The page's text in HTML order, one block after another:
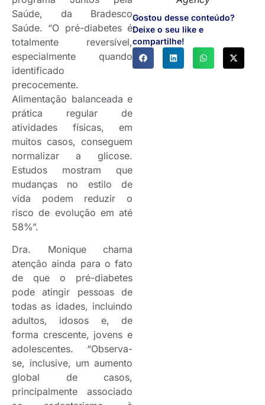
Gostou desse conteúdo?
Deixe o seu like e
compartilhe!
Saúde, da Bradesco
Saúde. “O pré-diabetes é
totalmente reversível,
especialmente quando
identificado
precocemente.
Alimentação balanceada e
prática regular de
atividades físicas, em
muitos casos, conseguem
normalizar a glicose.
Estudos mostram que
mudanças no estilo de
vida podem reduzir o
risco de evolução em até
58%”.
Dra. Monique chama
atenção ainda para o fato
de que o pré-diabetes
pode atingir pessoas de
todas as idades, incluindo
adultos, idosos e, de
forma crescente, jovens e
adolescentes. “Observa-
se, inclusive, um aumento
global de casos,
principalmente associado